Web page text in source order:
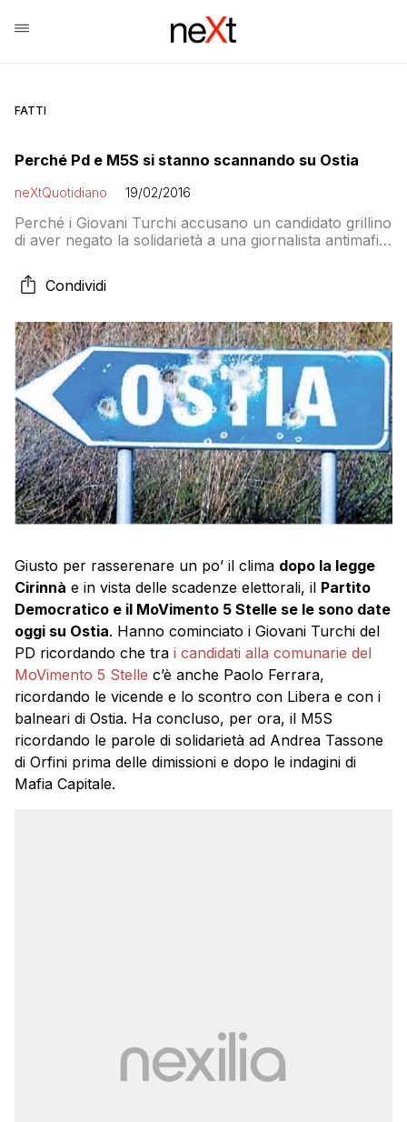
FATTI
Perché Pd e M5S si stanno scannando su Ostia
neXtQuotidiano 19/02/2016
Perché i Giovani Turchi accusano un candidato grillino
di aver negato la solidarietà a una giornalista antimafia
contro Libera pubblicato dal Tempo? Chi è Tassone e
perché Orfini lo difendeva? Tutta la storia della
Condividi
Giusto per rasserenare un po’ il clima dopo la legge
Cirinnà e in vista delle scadenze elettorali, il Partito
Democratico e il MoVimento 5 Stelle se le sono date
oggi su Ostia. Hanno cominciato i Giovani Turchi del
PD ricordando che tra i candidati alla comunarie del
MoVimento 5 Stelle c’è anche Paolo Ferrara,
ricordando le vicende e lo scontro con Libera e con i
balneari di Ostia. Ha concluso, per ora, il M5S
ricordando le parole di solidarietà ad Andrea Tassone
di Orfini prima delle dimissioni e dopo le indagini di
Mafia Capitale.